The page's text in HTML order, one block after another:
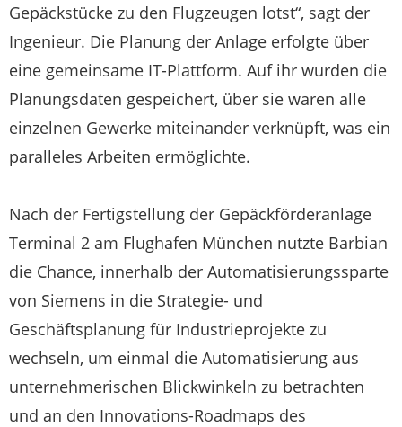
Gepäckstücke zu den Flugzeugen lotst“, sagt der
Ingenieur. Die Planung der Anlage erfolgte über
eine gemeinsame IT-Plattform. Auf ihr wurden die
Planungsdaten gespeichert, über sie waren alle
einzelnen Gewerke miteinander verknüpft, was ein
paralleles Arbeiten ermöglichte.
Nach der Fertigstellung der Gepäckförderanlage
Terminal 2 am Flughafen München nutzte Barbian
die Chance, innerhalb der Automatisierungssparte
von Siemens in die Strategie- und
Geschäftsplanung für Industrieprojekte zu
wechseln, um einmal die Automatisierung aus
unternehmerischen Blickwinkeln zu betrachten
und an den Innovations-Roadmaps des